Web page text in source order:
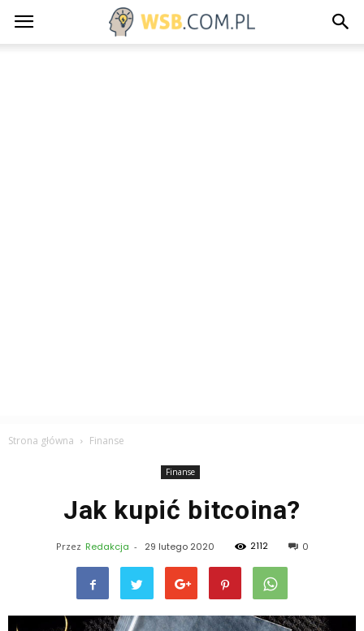
Strona główna Finanse
Finanse
Jak kupić bitcoina?
Przez Redakcja - 29 lutego 2020 2112 0